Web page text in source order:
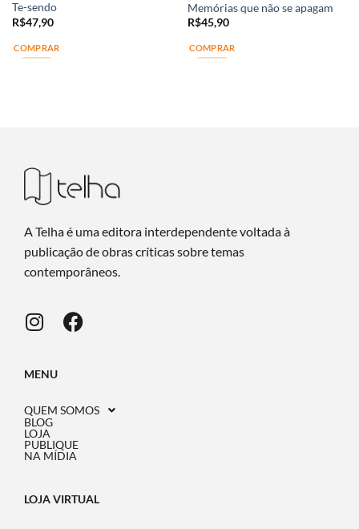
Te-sendo
R$47,90
COMPRAR
Memórias que não se apagam
R$45,90
COMPRAR
A Telha é uma editora interdependente voltada à
publicação de obras críticas sobre temas
contemporâneos.
MENU
QUEM SOMOS
BLOG
LOJA
PUBLIQUE
NA MÍDIA
LOJA VIRTUAL